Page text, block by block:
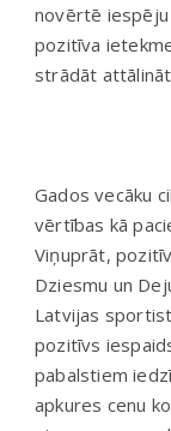
novērtē
pozitīva
strādāt
Gados vecāku
vērtības kā
Viņuprāt,
Dziesmu un
Latvijas
pozitīvs
pabalstiem
apkures cenu